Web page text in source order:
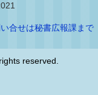
合せは秘書広報課まで
reserved.